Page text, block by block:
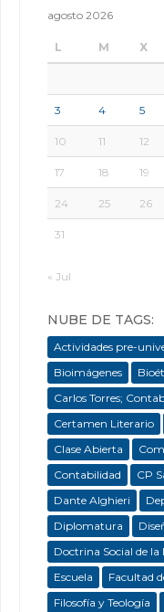
agosto 2026
L M X
3 4 5
10 11 12
17 18 19
24 25 26
31
« Jul
NUBE DE TAGS:
Actividades pre-
Bioimágenes
Carlos Torres;
Certamen Literario
Clase Abierta
Contabilidad
CP
Dante Alghieri
Diplomatura
Doctrina Social de la
Escuela
Facultad
Filosofía y Teología